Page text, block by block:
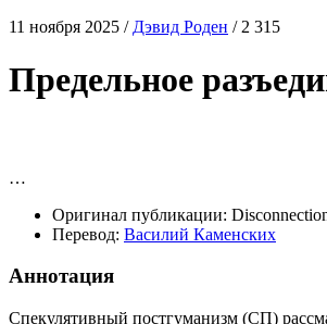
11 ноября 2025 / Дэвид Роден / 2 315
Предельное
…
Ори­ги­нал пуб­ли­ка­ции:
Пере­вод: Васи­лий Каменских
Аннотация
Спе­ку­ля­тив­ный пост­гу­ма­низм (СП)